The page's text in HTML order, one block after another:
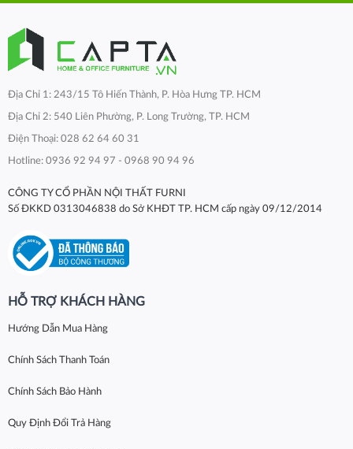
Địa Chỉ 1: 243/15 Tô Hiến Thành, P. Hòa Hưng TP. HCM
Địa Chỉ 2: 540 Liên Phường, P. Long Trường, TP. HCM
Điện Thoại: 028 62 64 60 31
Hotline: 0936 92 94 97 - 0968 90 94 96
CÔNG TY CỔ PHẦN NỘI THẤT FURNI
Số ĐKKD 0313046838 do Sở KHĐT TP. HCM cấp ngày 09/12/2014
HỖ TRỢ KHÁCH HÀNG
Hướng Dẫn Mua Hàng
Chính Sách Thanh Toán
Chính Sách Bảo Hành
Quy Định Đổi Trả Hàng